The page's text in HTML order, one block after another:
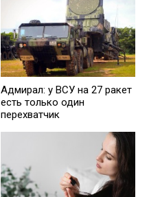
Адмирал: у ВСУ на 27 ракет
есть только один
перехватчик